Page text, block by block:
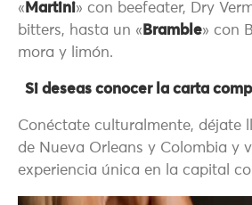
« Martini» con beefeater, Dry
bitters, hasta un « Bramble» con
mora y limón.
Si deseas conocer la carta
Conéctate culturalmente, déjate
de Nueva Orleans y Colombia y
experiencia única en la capital